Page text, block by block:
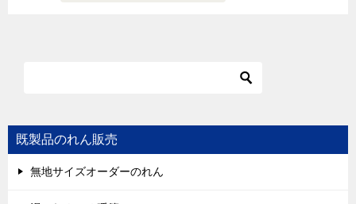
既製品のれん販売
無地サイズオーダーのれん